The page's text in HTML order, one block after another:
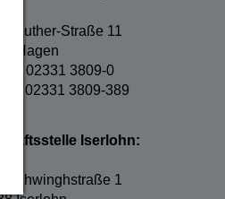
Luther-Straße 11
Hagen
02331 3809-0
02331 3809-389
Iserlohn:
1